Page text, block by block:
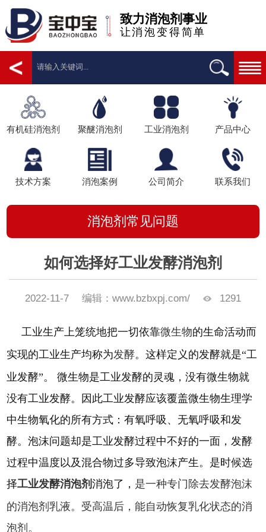
致力消泡剂事业
让消泡变得简单
有机硅消泡剂 聚醚消泡剂 工业消泡剂 产品中心
技术方案 消泡案例 公司简介 联系我们
消泡剂常见问题
如何选择好工业发酵消泡剂
2022-11-7 编辑：www.bzbxpj.com/ 1291
工业生产上笼统地把一切依靠微生物的生命活动而
实现的工业生产均称为发酵。这样定义的发酵就是“工
业发酵”。 微生物是工业发酵的灵魂，没有微生物就
没有工业发酵。因此工业发酵应该覆盖微生物生理学
中生物氧化的所有方式：有氧呼吸、无氧呼吸和发
酵。泡沫问题却是工业发酵过程中不好的一面，发酵
过程中温度以及混合物过多导致泡沫产生。是时候选
择工业发酵消泡剂消泡了， 是一种专门除去发酵泡沫
的消泡剂乳液。受高温后，能自动恢复乳化状态的消
泡剂。